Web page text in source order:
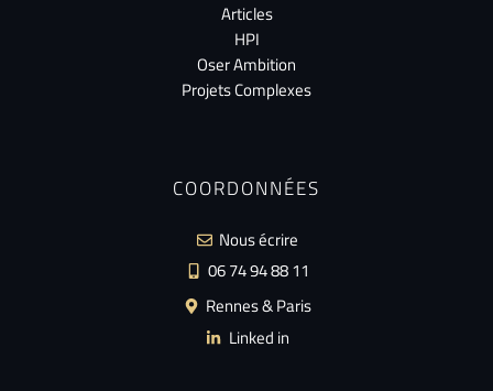
Articles
HPI
Oser Ambition
Projets Complexes
COORDONNÉES
Nous écrire
06 74 94 88 11
Rennes & Paris
Linked in